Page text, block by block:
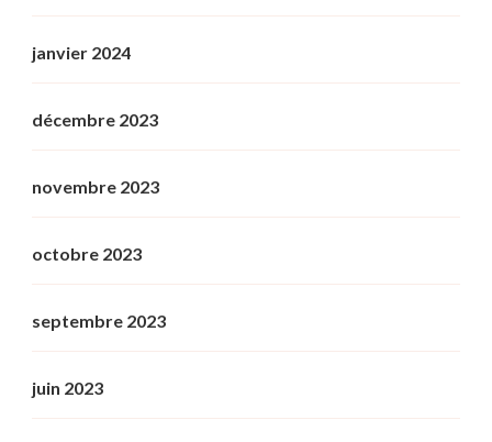
janvier 2024
décembre 2023
novembre 2023
octobre 2023
septembre 2023
juin 2023